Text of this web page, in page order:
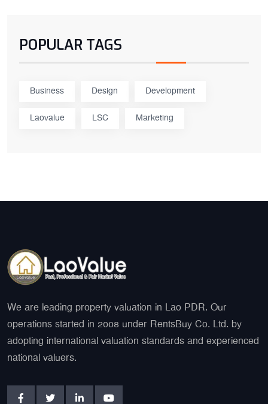
POPULAR TAGS
Business Design Development
Laovalue LSC Marketing
We are leading property valuation in Lao PDR. Our
operations started in 2008 under RentsBuy Co. Ltd. by
adopting international valuation standards and experienced
national valuers.